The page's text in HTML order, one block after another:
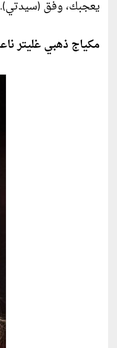
يعجبك، وفق (سيدتي).
مكياج ذهبي غليتر